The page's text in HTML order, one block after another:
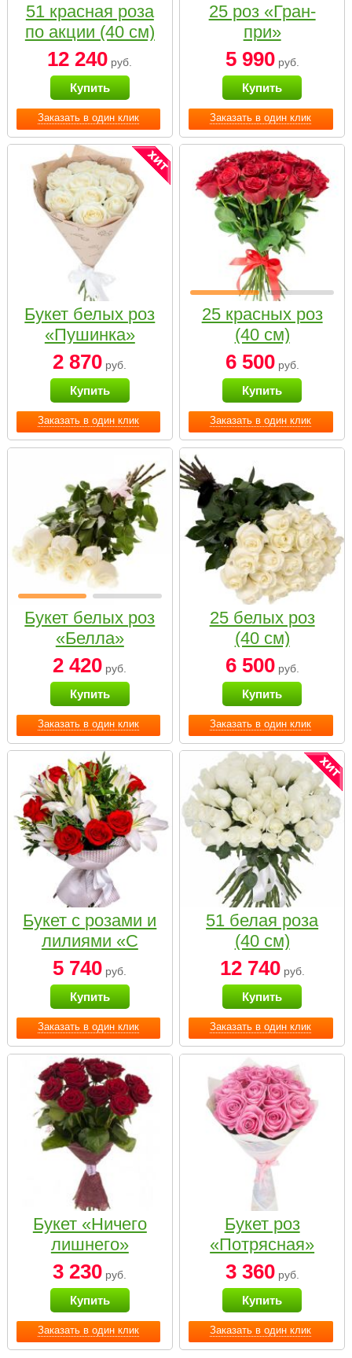
Заказать в один клик
51 красная роза
по акции (40 см)
12 240 руб.
Купить
Заказать в один клик
25 роз «Гран-
при»
5 990руб.
Купить
Заказать в один клик
Букет белых роз
«Пушинка»
2 870 руб.
Купить
Заказать в один клик
25 красных роз
(40 см)
6 500руб.
Купить
Заказать в один клик
Букет белых роз
«Белла»
2 420 руб.
Купить
Заказать в один клик
25 белых роз
(40 см)
6 500руб.
Купить
Заказать в один клик
Букет с розами и
лилиями «С
наилучшими
пожеланиями»
5 740 руб.
Купить
Заказать в один клик
51 белая роза
(40 см)
12 740руб.
Купить
Заказать в один клик
Букет «Ничего
лишнего»
3 230 руб.
Купить
Заказать в один клик
Букет роз
«Потрясная»
3 360руб.
Купить